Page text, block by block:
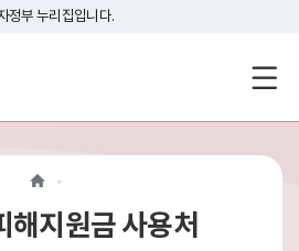
정부 누리집입니다.
해지원금 사용처